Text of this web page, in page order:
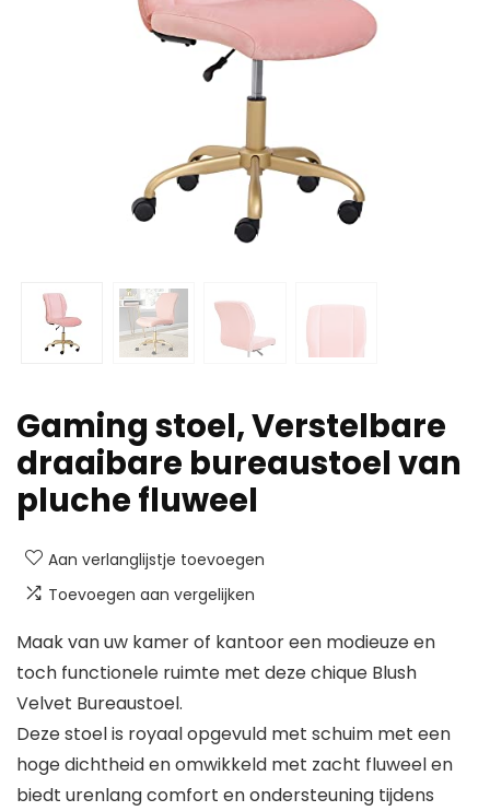
Gaming stoel, Verstelbare
draaibare bureaustoel van
pluche fluweel
Aan verlanglijstje toevoegen
Toevoegen aan vergelijken
Maak van uw kamer of kantoor een modieuze en
toch functionele ruimte met deze chique Blush
Velvet Bureaustoel.
Deze stoel is royaal opgevuld met schuim met een
hoge dichtheid en omwikkeld met zacht fluweel en
biedt urenlang comfort en ondersteuning tijdens